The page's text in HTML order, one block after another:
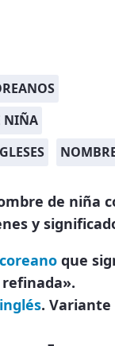
NIÑA
de niña
y
que
.